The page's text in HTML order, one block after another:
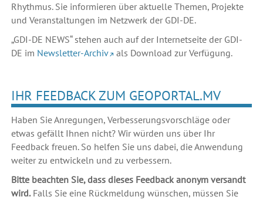
Rhythmus. Sie informieren über aktuelle Themen, Projekte
und Veranstaltungen im Netzwerk der GDI-DE.
„GDI-DE NEWS“ stehen auch auf der Internetseite der GDI-
DE im Newsletter-Archiv als Download zur Verfügung.
IHR FEEDBACK ZUM GEOPORTAL.MV
Haben Sie Anregungen, Verbesserungsvorschläge oder
etwas gefällt Ihnen nicht? Wir würden uns über Ihr
Feedback freuen. So helfen Sie uns dabei, die Anwendung
weiter zu entwickeln und zu verbessern.
Bitte beachten Sie, dass dieses Feedback anonym versandt
wird.Falls Sie eine Rückmeldung wünschen, müssen Sie